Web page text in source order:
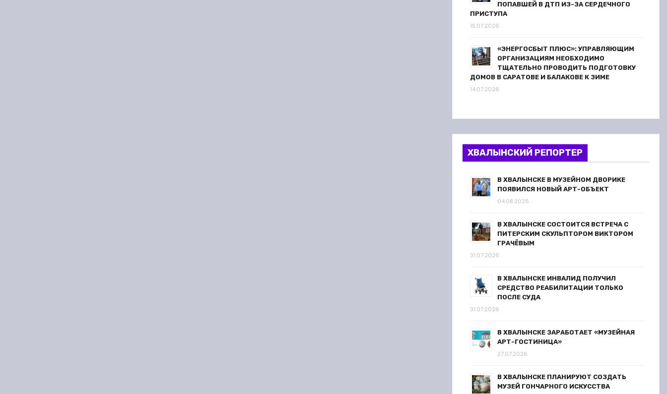
ПОПАВШЕЙ В ДТП ИЗ-ЗА СЕРДЕЧНОГО
ПРИСТУПА
15.07.2026
«ЭНЕРГОСБЫТ ПЛЮС»: УПРАВЛЯЮЩИМ
ОРГАНИЗАЦИЯМ НЕОБХОДИМО
ТЩАТЕЛЬНО ПРОВОДИТЬ ПОДГОТОВКУ
ДОМОВ В САРАТОВЕ И БАЛАКОВЕ К ЗИМЕ
14.07.2026
ХВАЛЫНСКИЙ РЕПОРТЕР
В ХВАЛЫНСКЕ В МУЗЕЙНОМ ДВОРИКЕ
ПОЯВИЛСЯ НОВЫЙ АРТ-ОБЪЕКТ
04.08.2026
В ХВАЛЫНСКЕ СОСТОИТСЯ ВСТРЕЧА С
ПИТЕРСКИМ СКУЛЬПТОРОМ ВИКТОРОМ
ГРАЧЁВЫМ
31.07.2026
В ХВАЛЫНСКЕ ИНВАЛИД ПОЛУЧИЛ
СРЕДСТВО РЕАБИЛИТАЦИИ ТОЛЬКО
ПОСЛЕ СУДА
31.07.2026
В ХВАЛЫНСКЕ ЗАРАБОТАЕТ «МУЗЕЙНАЯ
АРТ-ГОСТИНИЦА»
27.07.2026
В ХВАЛЫНСКЕ ПЛАНИРУЮТ СОЗДАТЬ
МУЗЕЙ ГОНЧАРНОГО ИСКУССТВА